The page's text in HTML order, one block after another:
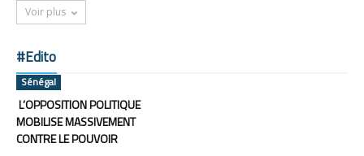
Voir plus
#Edito
Sénégal
L’OPPOSITION POLITIQUE
MOBILISE MASSIVEMENT
CONTRE LE POUVOIR